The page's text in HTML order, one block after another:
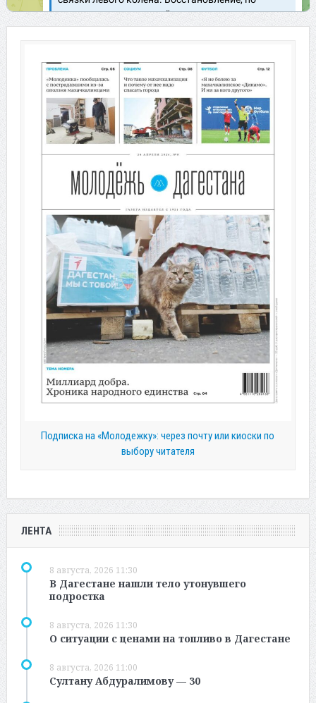
Подписка на «Молодежку»: через почту или киоски по
выбору читателя
ЛЕНТА
8 августа, 2026 11:30
В Дагестане нашли тело утонувшего
подростка
8 августа, 2026 11:30
О ситуации с ценами на топливо в Дагестане
8 августа, 2026 11:00
Султану Абдуралимову — 30